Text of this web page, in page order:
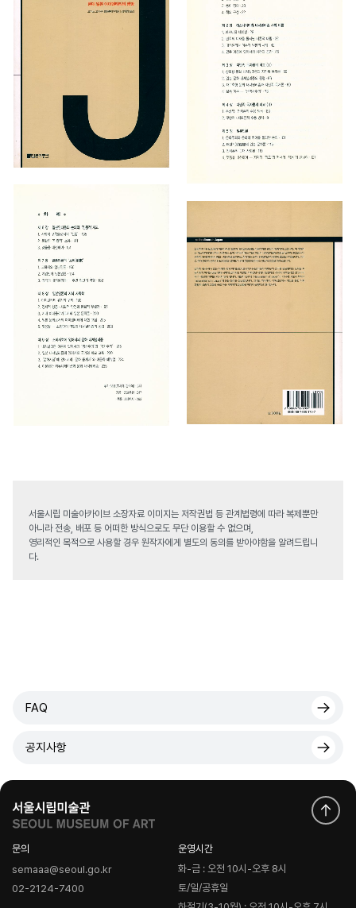
서울시립 미술아카이브 소장자료 이미지는 저작권법 등 관계법령에 따라 복제뿐만
아니라 전송, 배포 등 어떠한 방식으로도 무단 이용할 수 없으며,
영리적인 목적으로 사용할 경우 원작자에게 별도의 동의를 받아야함을 알려드립니
다.
FAQ
공지사항
문의
semaaa@seoul.go.kr
02-2124-7400
운영시간
화-금 : 오전 10시-오후 8시
토/일/공휴일